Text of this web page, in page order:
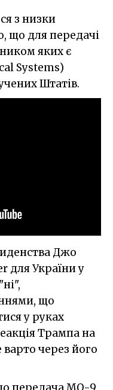
з низки
що для передачі
яких є
Systems)
Штатів.
Джо
для України у
що
у руках
Трампа на
через його
передача MQ-9